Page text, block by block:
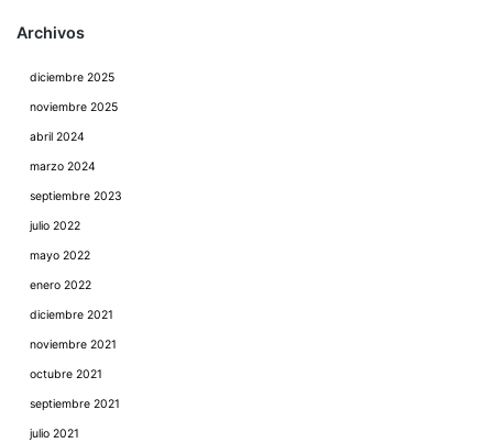
Archivos
diciembre 2025
noviembre 2025
abril 2024
marzo 2024
septiembre 2023
julio 2022
mayo 2022
enero 2022
diciembre 2021
noviembre 2021
octubre 2021
septiembre 2021
julio 2021